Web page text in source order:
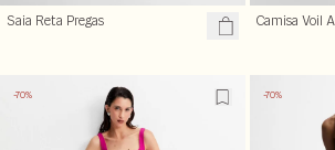
Saia Reta Pregas Camisa Voil
-70% -70%